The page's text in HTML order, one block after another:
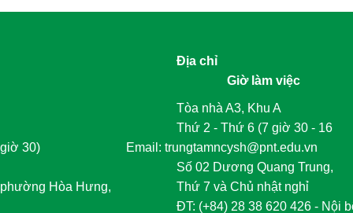
Địa chỉ
Giờ làm việc
Tòa nhà A3, Khu A
Thứ 2 - Thứ 6 (7 giờ 30 - 16
giờ 30)
	Email: trungtamncysh@pnt.edu.vn
Số 02 Dương Quang Trung,
phường Hòa Hưng,
Thứ 7 và Chủ nhật nghỉ
	ĐT
: (+84) 28 38 620 426 - Nội